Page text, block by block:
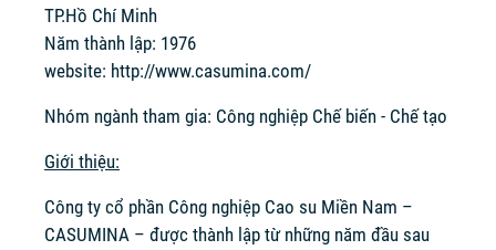
TP.Hồ Chí Minh
Năm thành lập: 1976
website: http://www.casumina.com/
Nhóm ngành tham gia: Công nghiệp Chế biến - Chế tạo
Giới thiệu:
Công ty cổ phần Công nghiệp Cao su Miền Nam –
CASUMINA – được thành lập từ những năm đầu sau